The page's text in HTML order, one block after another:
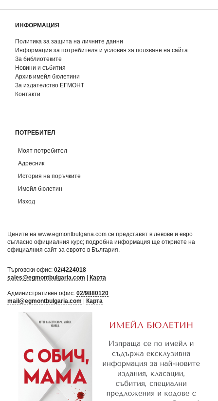
ИНФОРМАЦИЯ
Политика за защита на личните данни
Информация за потребителя и условия за ползване на сайта
За библиотеките
Новини и събития
Архив имейл бюлетини
За издателство ЕГМОНТ
Контакти
ПОТРЕБИТЕЛ
Моят потребител
Адресник
История на поръчките
Имейл бюлетин
Изход
Цените на www.egmontbulgaria.com се представят в левове и евро
съгласно официалния курс; подробна информация ще откриете на
официалния сайт за еврото в България
Търговски офис: 02/4224018
sales@egmontbulgaria.com
Карта
Административен офис: 02/9880120
mail@egmontbulgaria.com
Карта